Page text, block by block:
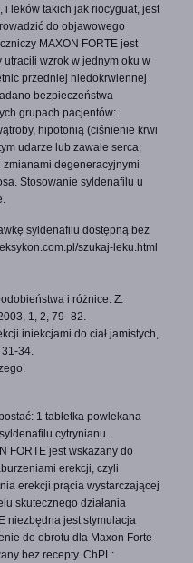
leków takich jak riocyguat, jest
do objawowego
MAXON FORTE jest
wzrok w jednym oku w
przedniej niedokrwiennej
bezpieczeństwa
grupach pacjentów:
hipotonią (ciśnienie krwi
udarze lub zawale serca,
degeneracyjnymi
Stosowanie syldenafilu u
syldenafilu dostępną bez
szukaj‑leku.html
i różnice. Z.
1, 2, 79–82.
iniekcjami do ciał jamistych,
1 tabletka powlekana
cytrynianu.
FORTE jest wskazany do
erekcji, czyli
erekcji prącia wystarczającej
skutecznego działania
niezbędna jest stymulacja
do obrotu dla Maxon Forte
bez recepty. ChPL: